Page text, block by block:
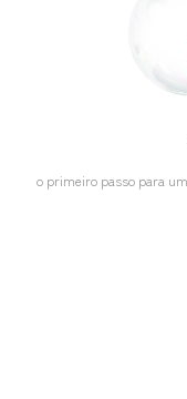
o primeiro passo para